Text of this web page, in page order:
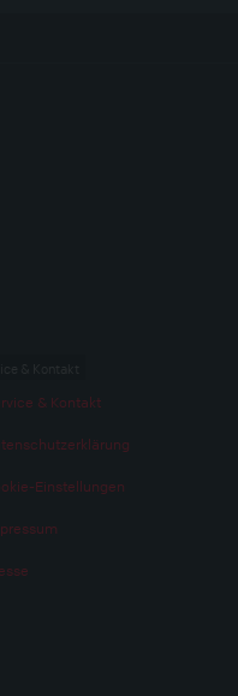
& Kontakt
Einstellungen